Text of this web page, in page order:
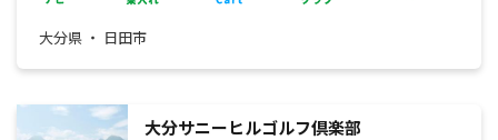
大分県 ・ 日田市
大分サニーヒルゴルフ倶楽部